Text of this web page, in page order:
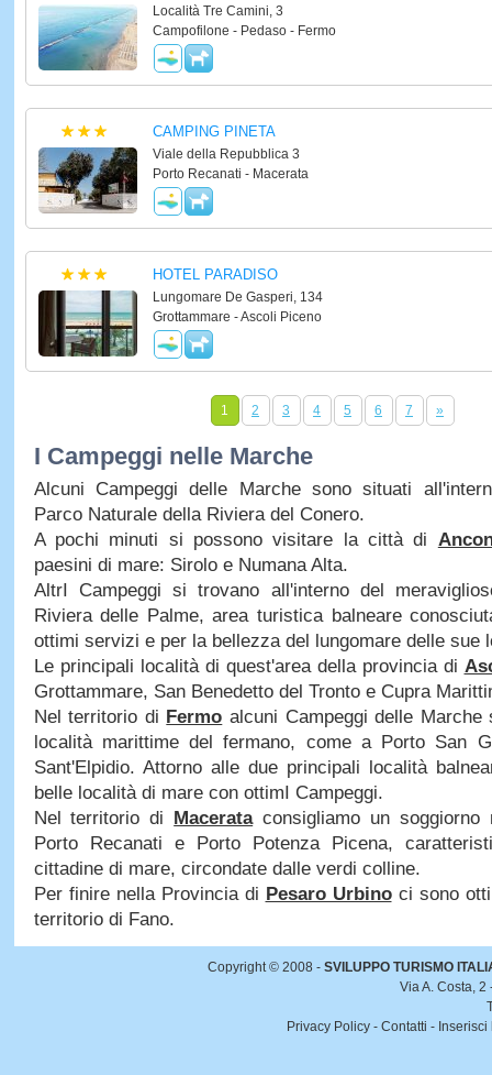
Località Tre Camini, 3
Campofilone - Pedaso - Fermo
CAMPING PINETA
Viale della Repubblica 3
Porto Recanati - Macerata
HOTEL PARADISO
Lungomare De Gasperi, 134
Grottammare - Ascoli Piceno
1 2 3 4 5 6 7 »
I Campeggi nelle Marche
Alcuni Campeggi delle Marche sono situati
Parco Naturale della Riviera del Conero.
A pochi minuti si possono visitare la città di
paesini di mare: Sirolo e Numana Alta.
AltrI Campeggi si trovano all'interno del
Riviera delle Palme, area turistica balneare
ottimi servizi e per la bellezza del lungomare delle sue
Le principali località di quest'area della provincia di
Grottammare, San Benedetto del Tronto e Cupra
Nel territorio di Fermo alcuni Campeggi delle Marche
località marittime del fermano, come a Porto San
Sant'Elpidio. Attorno alle due principali località
belle località di mare con ottimI Campeggi.
Nel territorio di Macerataconsigliamo un soggiorno
Porto Recanati e Porto Potenza Picena,
cittadine di mare, circondate dalle verdi colline.
Per finire nella Provincia di Pesaro Urbinoci sono
territorio di Fano.
Copyright © 2008 - SVILUPPO TURISMO
Via A. Costa,
Privacy Policy - Contatti -